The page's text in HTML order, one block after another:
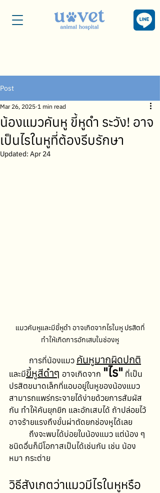
Post
น้องแมวคันหู ขี้หูดำ ระวัง! อาจ
เป็นไรในหูที่ต้องรีบรักษา
Mar 26, 2025 1 min read
Updated: Apr 24
แมวคันหูและมีขี้หูดำ อาจเกิดจากไรในหู ปรสิตที่
ทำให้เกิดการอักเสบในช่องหู
	การที่น้องแมว
คันหูมากผิดปกติ
และมีขี้หูสีดำๆ อาจเกิดจาก "ไร" ที่เป็น
ปรสิตขนาดเล็กที่แอบอยู่ในหูของน้องแมว
สามารถแพร่กระจายได้ง่ายด้วยการสัมผัส
กัน ทำให้คันยุกยิก และอักเสบได้ ถ้าปล่อยไว้
อาจร้ายแรงถึงขั้นผ่าตัดยกช่องหูได้เลย
ชนิดอื่นก็มีโอกาสเป็นได้เช่นกัน เช่น น้อง
หมา กระต่าย
วิธีสังเกตว่าแมวมีไรในหูหรือ